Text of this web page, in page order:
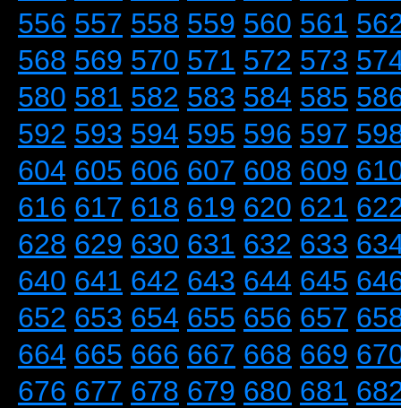
556 557 558 559 560 561
568 569 570 571 572 573
580 581 582 583 584 585
592 593 594 595 596 597
604 605 606 607 608 609
616 617 618 619 620 621
628 629 630 631 632 633
640 641 642 643 644 645
652 653 654 655 656 657
664 665 666 667 668 669
676 677 678 679 680 681